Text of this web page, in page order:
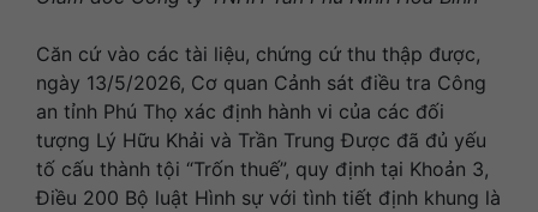
Căn cứ vào các tài liệu, chứng cứ thu thập được,
ngày 13/5/2026, Cơ quan Cảnh sát điều tra Công
an tỉnh Phú Thọ xác định hành vi của các đối
tượng Lý Hữu Khải và Trần Trung Được đã đủ yếu
tố cấu thành tội “Trốn thuế”, quy định tại Khoản 3,
Điều 200 Bộ luật Hình sự với tình tiết định khung là